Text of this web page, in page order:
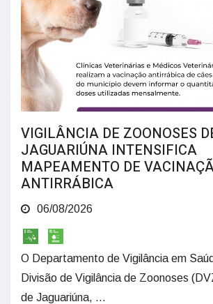
VIGILÂNCIA DE ZOONOSES
JAGUARIÚNA INTENSIFICA
MAPEAMENTO DE
ANTIRRÁBICA
06/08/2026
O Departamento de Vigilância em
Divisão de Vigilância de Zoonoses
de Jaguariúna, ...